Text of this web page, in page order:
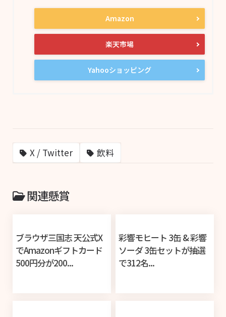
Amazon
楽天市場
Yahooショッピング
X / Twitter 飲料
関連懸賞
ブラウザ三国志 天公式X
でAmazonギフトカード
500円分が200...
彩響モヒート 3缶 & 彩響
ソーダ 3缶セットが抽選
で312名...